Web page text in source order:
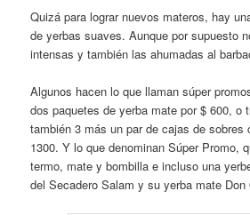
Quizá para lograr nuevos materos, hay
de yerbas suaves. Aunque por supuesto
intensas y también las ahumadas al
Algunos hacen lo que llaman súper
dos paquetes de yerba mate por $ 600, o
también 3 más un par de cajas de sobres
1300. Y lo que denominan Súper Promo,
termo, mate y bombilla e incluso una
del Secadero Salam y su yerba mate Don